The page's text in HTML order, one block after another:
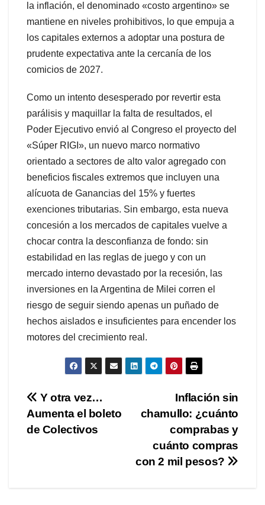
la inflación, el denominado «costo argentino» se
mantiene en niveles prohibitivos, lo que empuja a
los capitales externos a adoptar una postura de
prudente expectativa ante la cercanía de los
comicios de 2027.
Como un intento desesperado por revertir esta
parálisis y maquillar la falta de resultados, el
Poder Ejecutivo envió al Congreso el proyecto del
«Súper RIGI», un nuevo marco normativo
orientado a sectores de alto valor agregado con
beneficios fiscales extremos que incluyen una
alícuota de Ganancias del 15% y fuertes
exenciones tributarias. Sin embargo, esta nueva
concesión a los mercados de capitales vuelve a
chocar contra la desconfianza de fondo: sin
estabilidad en las reglas de juego y con un
mercado interno devastado por la recesión, las
inversiones en la Argentina de Milei corren el
riesgo de seguir siendo apenas un puñado de
hechos aislados e insuficientes para encender los
motores del crecimiento real.
Navegación
de
Inflación sin
chamullo: ¿cuánto
comprabas y
cuánto compras
con 2 mil pesos?
Y otra vez…
Aumenta el boleto
de Colectivos